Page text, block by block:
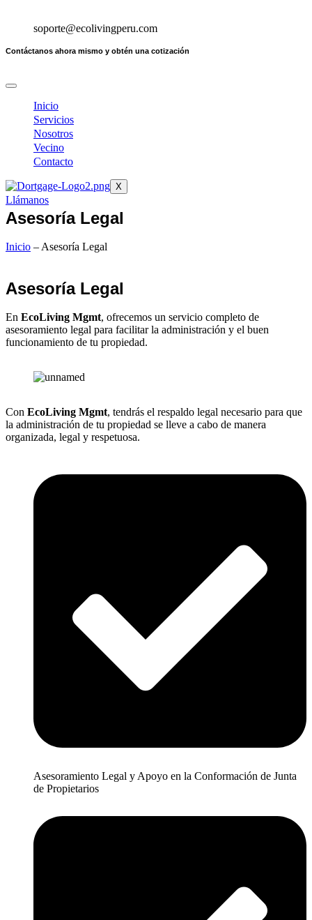
soporte@ecolivingperu.com
Contáctanos ahora mismo y obtén una cotización
Inicio
Servicios
Nosotros
Vecino
Contacto
X
Llámanos
Asesoría Legal
Inicio – Asesoría Legal
Asesoría Legal
En EcoLiving Mgmt, ofrecemos un servicio completo de
asesoramiento legal para facilitar la administración y el buen
funcionamiento de tu propiedad.
Con EcoLiving Mgmt, tendrás el respaldo legal necesario para que
la administración de tu propiedad se lleve a cabo de manera
organizada, legal y respetuosa.
Asesoramiento Legal y Apoyo en la Conformación de Junta
de Propietarios